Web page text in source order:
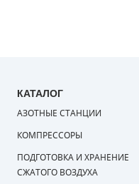
КАТАЛОГ
АЗОТНЫЕ СТАНЦИИ
КОМПРЕССОРЫ
ПОДГОТОВКА И ХРАНЕНИЕ
СЖАТОГО ВОЗДУХА